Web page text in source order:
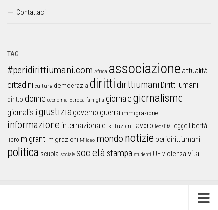
Contattaci
TAG
#peridirittiumani.com Africa associazione attualità
cittadini cultura democrazia dirittidirittiumani Diritti umani
diritto donne economia Europa famiglia giornalegiornalismo
giornalistigiustizia governo guerra immigrazione
informazione internazionale istituzioni lavoro legalità legge libertà
libro migranti migrazioni Milano mondo notizie peridirittiumani
politica scuola sociale società stampa studenti UEviolenza vita